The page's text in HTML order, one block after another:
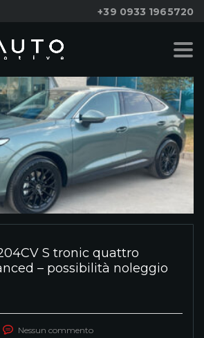
+39 0933 1965720
S tronic quattro
– possibilità noleggio
Nessun commento